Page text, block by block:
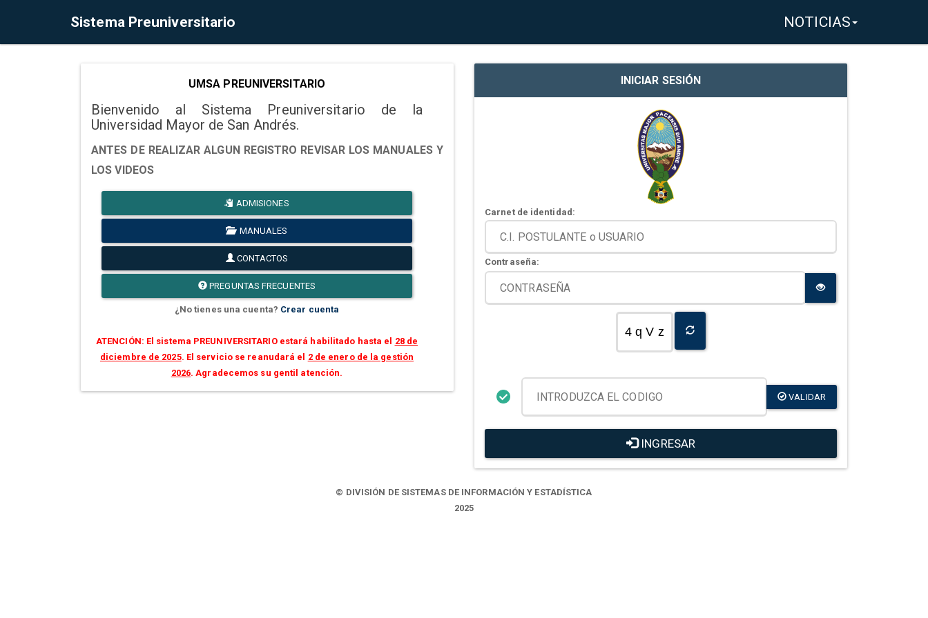
Sistema Preuniversitario NOTICIAS
UMSA PREUNIVERSITARIO
Bienvenido al Sistema Preuniversitario de la
Universidad Mayor de San Andrés.
ANTES DE REALIZAR ALGUN REGISTRO REVISAR LOS MANUALES Y
LOS VIDEOS
ADMISIONES
MANUALES
CONTACTOS
PREGUNTAS FRECUENTES
¿No tienes una cuenta? Crear cuenta
ATENCIÓN: El sistema PREUNIVERSITARIO estará habilitado hasta el 28 de
diciembre de 2025. El servicio se reanudará el 2 de enero de la gestión
2026. Agradecemos su gentil atención.
INICIAR SESIÓN
Carnet de identidad:
Contraseña:
4 q V z
VALIDAR
INGRESAR
© DIVISIÓN DE SISTEMAS DE INFORMACIÓN Y ESTADÍSTICA
2025